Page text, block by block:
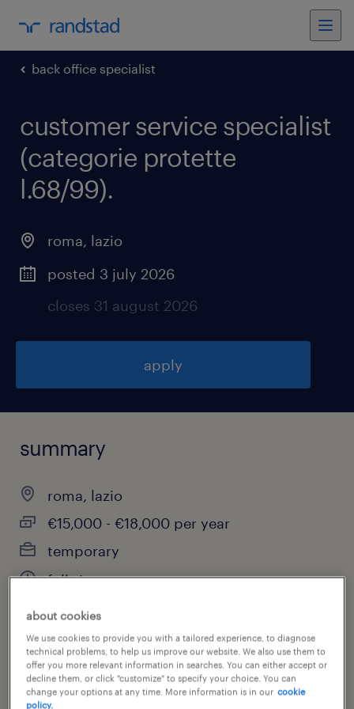
back office specialist
customer service specialist
(categorie protette
l.68/99).
roma, lazio
posted 3 july 2026
closes 31 august 2026
apply
summary
roma, lazio
€15,000 - €18,000 per year
temporary
full-time
job category
administrative & support services
about cookies
We use cookies to provide you with a tailored experience, to diagnose
technical problems, to help us improve our website. We also use them to
offer you more relevant information in searches. You can either accept or
decline them, or click "customize" to specify your choice. You can
change your options at any time. More information is in our cookie
policy.